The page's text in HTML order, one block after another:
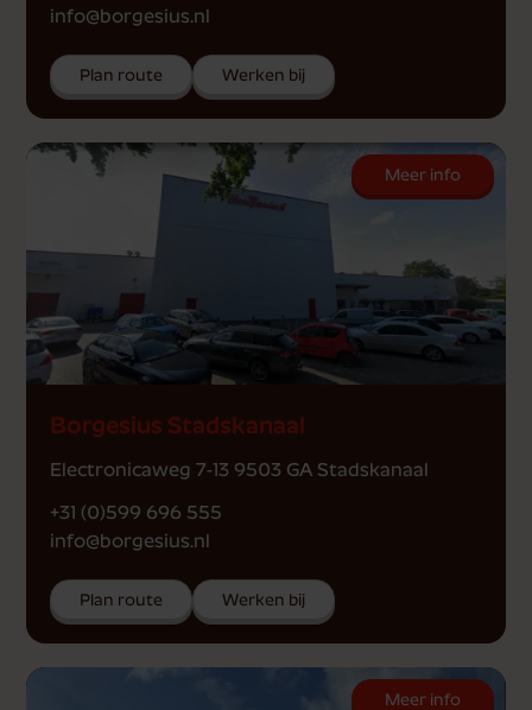
info@borgesius.nl
Plan route Werken bij
Meer info
Borgesius Stadskanaal
Electronicaweg 7-13 9503 GA Stadskanaal
+31 (0)599 696 555
info@borgesius.nl
Plan route Werken bij
Meer info